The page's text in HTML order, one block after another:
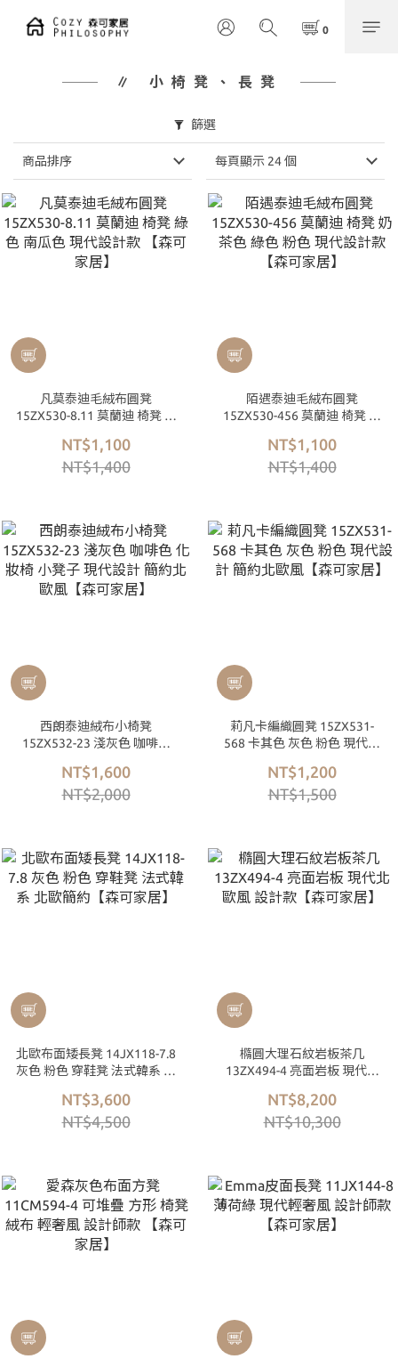
∥ 小椅凳、長凳
篩選
商品排序 每頁顯示 24 個
凡莫泰迪毛絨布圓凳
15ZX530-8.11 莫蘭迪 椅凳 綠
家居】
NT$1,100
NT$1,400
陌遇泰迪毛絨布圓凳
15ZX530-456 莫蘭迪 椅凳 奶
【森可家居】
NT$1,100
NT$1,400
西朗泰迪絨布小椅凳
15ZX532-23 淺灰色 咖啡色
北歐風【森可家居】
NT$1,600
NT$2,000
莉凡卡編織圓凳 15ZX531-
568 卡其色 灰色 粉色 現代設
NT$1,200
NT$1,500
北歐布面矮長凳 14JX118-7.8
灰色 粉色 穿鞋凳 法式韓系 北
NT$3,600
NT$4,500
橢圓大理石紋岩板茶几
13ZX494-4 亮面岩板 現代北
NT$8,200
NT$10,300